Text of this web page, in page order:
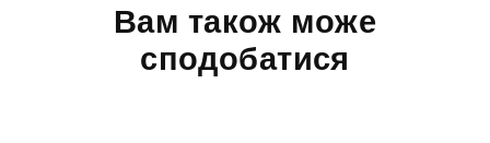
Вам також може
сподобатися